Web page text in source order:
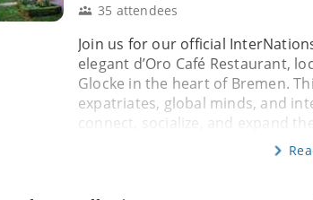
35 attendees
Join us for our official
elegant d’Oro Café Restaurant,
Glocke in the heart of Bremen.
expatriates, global minds, and
connect, socialize, and expand